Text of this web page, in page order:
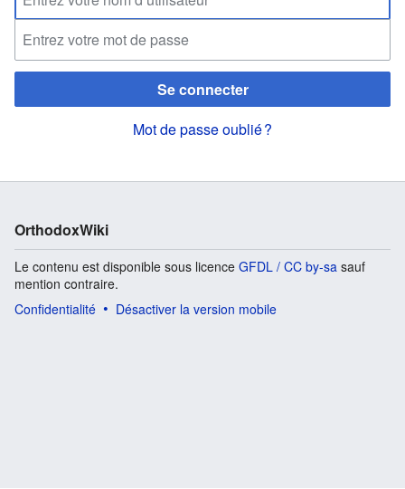
Se connecter
Mot de passe oublié ?
OrthodoxWiki
Le contenu est disponible sous licence GFDL / CC by-sa sauf
mention contraire.
Confidentialité
Désactiver la version mobile